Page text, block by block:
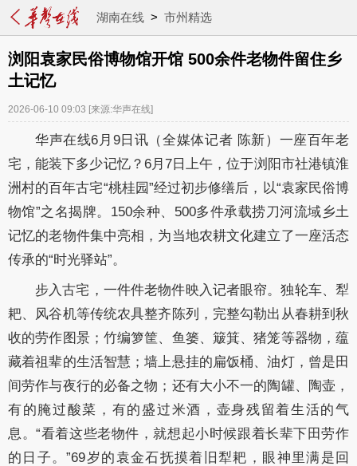
湖南在线> 市州精选
浏阳袁家民俗博物馆开馆 500余件老物件留住乡
土记忆
2026-06-10 09:03 [来源:华声在线]
华声在线6月9日讯（全媒体记者 陈新）一座百年老
宅，能装下多少记忆？6月7日上午，位于浏阳市社港镇淮
洲村的百年古宅“桃桂园”经过初步修缮后，以“袁家民俗博
物馆”之名揭牌。150余种、500多件承载捞刀河流域乡土
记忆的老物件集中亮相，为当地农耕文化建立了一座活态
传承的“时光驿站”。
步入古宅，一件件老物件映入记者眼帘。独轮车、犁
耙、风谷机等传统农具整齐陈列，完整勾勒出从春耕到秋
收的劳作图景；竹编箩筐、鱼篓、簸箕、猪笼等器物，蕴
藏着祖辈的生活智慧；墙上悬挂的扁饭桶、油灯，曾是田
间劳作与夜行的必备之物；还有大小不一的陶罐、陶壶，
有的腌过酸菜，有的盛过米酒，壶身残留着生活的气
息。“看着这些老物件，就想起小时候跟着长辈下田劳作
的日子。”69岁的袁金石抚摸着旧犁耙，眼神里满是回